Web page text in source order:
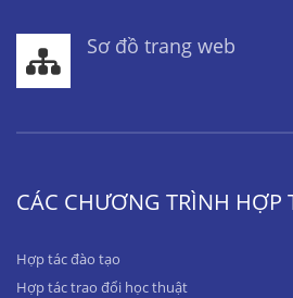
Sơ đồ trang web
CÁC CHƯƠNG TRÌNH HỢP
Hợp tác đào tạo
Hợp tác trao đổi học thuật